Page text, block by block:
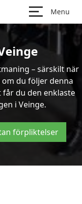
Menu
– särskilt när
du följer denna
du den enklaste
i Veinge.
förpliktelser